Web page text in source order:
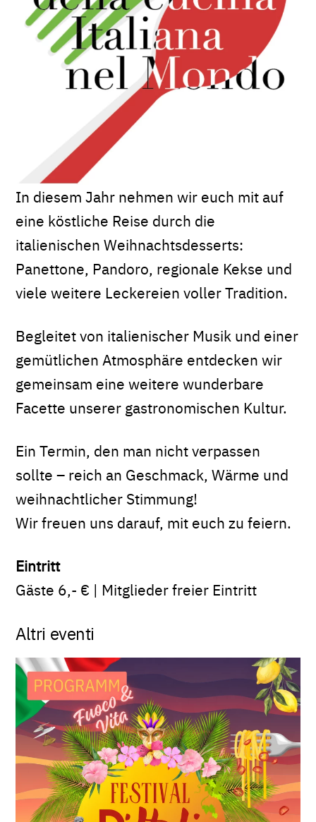
In diesem Jahr nehmen wir euch mit auf
eine köstliche Reise durch die
italienischen Weihnachtsdesserts:
Panettone, Pandoro, regionale Kekse und
viele weitere Leckereien voller Tradition.
Begleitet von italienischer Musik und einer
gemütlichen Atmosphäre entdecken wir
gemeinsam eine weitere wunderbare
Facette unserer gastronomischen Kultur.
Ein Termin, den man nicht verpassen
sollte – reich an Geschmack, Wärme und
weihnachtlicher Stimmung!
Wir freuen uns darauf, mit euch zu feiern.
Eintritt
Gäste 6,- € | Mitglieder freier Eintritt
Altri eventi